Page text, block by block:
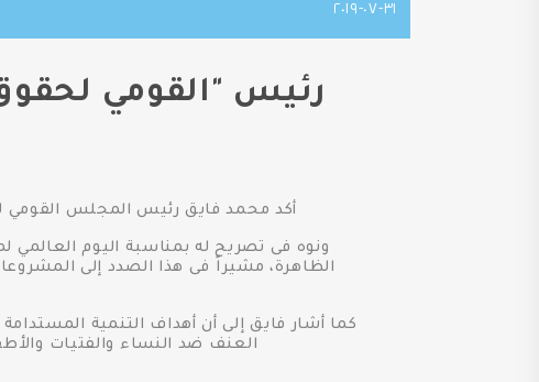
٣١-٠٧-٢٠١٩
رئيس "القومي
أكد محمد فايق رئيس المجلس القومي
ونوه فى تصريح له بمناسبة اليوم العالمي
الظاهرة، مشيراً فى هذا الصدد إلى
كما أشار فايق إلى أن أهداف التنمية
العنف ضد النساء والفتيات